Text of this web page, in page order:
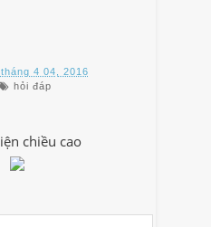
tháng 4 04, 2016
hỏi đáp